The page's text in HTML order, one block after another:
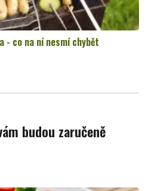
- co na ní nesmí chybět
budou zaručeně